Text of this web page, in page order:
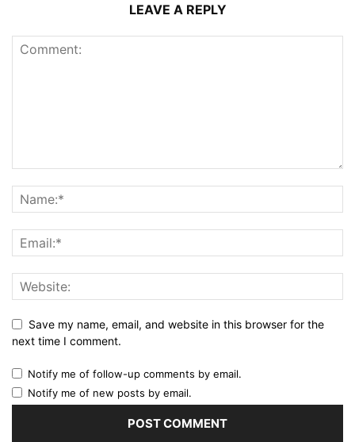
LEAVE A REPLY
Save my name, email, and website in this browser for the
next time I comment.
Notify me of follow-up comments by email.
Notify me of new posts by email.